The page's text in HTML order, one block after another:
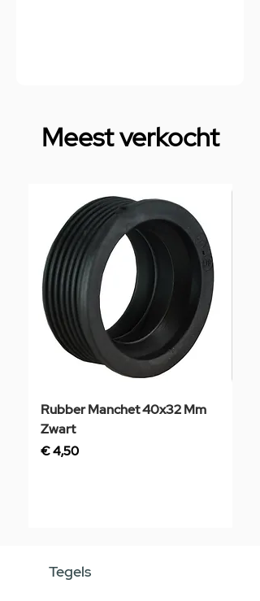
Meest verkocht
Rubber Manchet 40x32 Mm
Zwart
Prijs
€ 4,50
Tegels